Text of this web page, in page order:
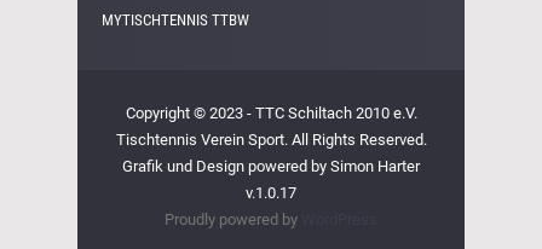
MYTISCHTENNIS TTBW
Copyright © 2023 - TTC Schiltach 2010 e.V.
Tischtennis Verein Sport. All Rights Reserved.
Grafik und Design powered by Simon Harter
v.1.0.17
Proudly powered by